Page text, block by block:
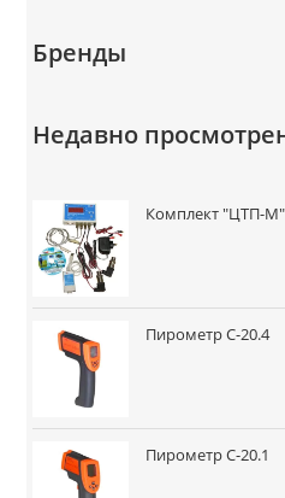
Бренды
Недавно
Комплект "ЦТП-М"
Пирометр C-20.4
Пирометр C-20.1